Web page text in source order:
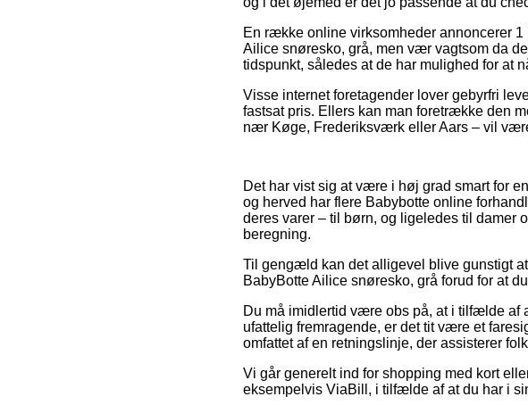
En række online virksomheder annoncerer
Ailice snøresko, grå, men vær vagtsom da
tidspunkt, således at de har mulighed for at
Visse internet foretagender lover gebyrfri
fastsat pris. Ellers kan man foretrække den
nær Køge, Frederiksværk eller Aars – vil
Det har vist sig at være i høj grad smart for
og herved har flere Babybotte online
deres varer – til børn, og ligeledes til damer
beregning.
Til gengæld kan det alligevel blive gunstigt
BabyBotte Ailice snøresko, grå forud for at
Du må imidlertid være obs på, at i tilfælde af
ufattelig fremragende, er det tit være et
omfattet af en retningslinje, der assisterer
Vi går generelt ind for shopping med kort
eksempelvis ViaBill, i tilfælde af at du har i